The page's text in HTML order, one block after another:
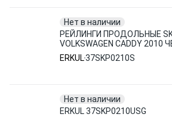
Нет в наличии
РЕЙЛИНГИ ПРОДОЛЬНЫЕ
VOLKSWAGEN CADDY 2010
37SKP0210S ERKUL
ERKUL37SKP0210S
Нет в наличии
ERKUL 37SKP0210USG